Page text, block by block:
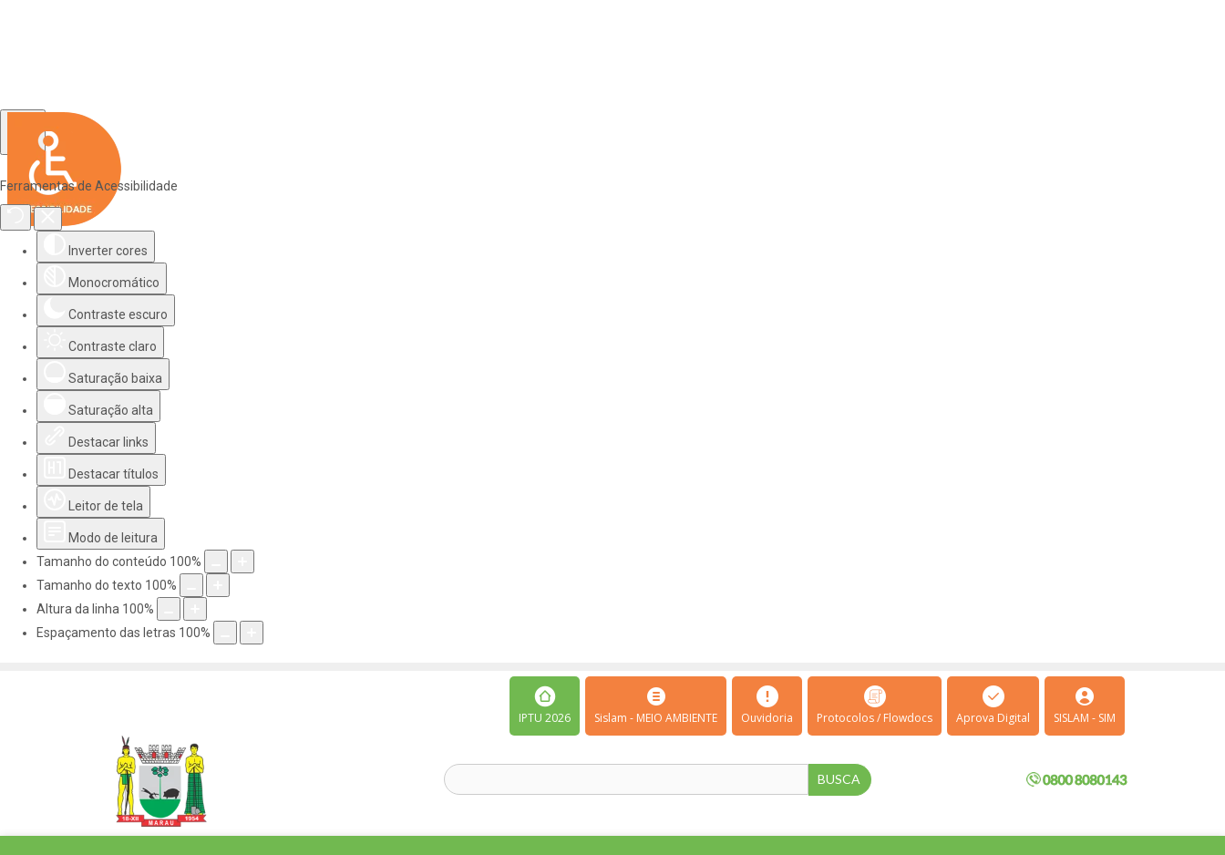
Ferramentas de Acessibilidade
Inverter cores
Monocromático
Contraste escuro
Contraste claro
Saturação baixa
Saturação alta
Destacar links
Destacar títulos
Leitor de tela
Modo de leitura
Tamanho do conteúdo 100%
Tamanho do texto 100%
Altura da linha 100%
Espaçamento das letras 100%
IPTU 2026 Sislam - MEIO AMBIENTE Ouvidoria Protocolos / Flowdocs Aprova Digital SISLAM - SIM